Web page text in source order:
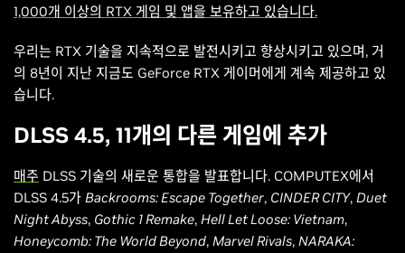
1,000개 이상의 RTX 게임 및 앱을 보유하고 있습니다.
우리는 RTX 기술을 지속적으로 발전시키고 향상시키고 있으며, 거
의 8년이 지난 지금도 GeForce RTX 게이머에게 계속 제공하고 있
습니다.
DLSS 4.5, 11개의 다른 게임에 추가
매주 DLSS 기술의 새로운 통합을 발표합니다. COMPUTEX에서
DLSS 4.5가 Backrooms: Escape Together, CINDER CITY, Duet
Night Abyss, Gothic 1 Remake, Hell Let Loose: Vietnam,
Honeycomb: The World Beyond, Marvel Rivals, NARAKA: